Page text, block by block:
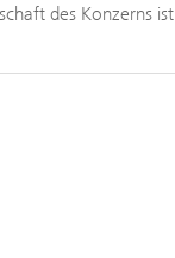
des Konzerns